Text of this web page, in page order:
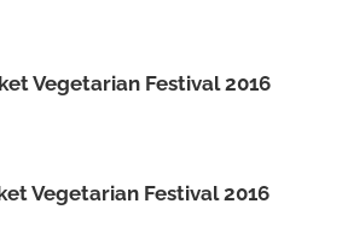
Vegetarian Festival 2016
Vegetarian Festival 2016